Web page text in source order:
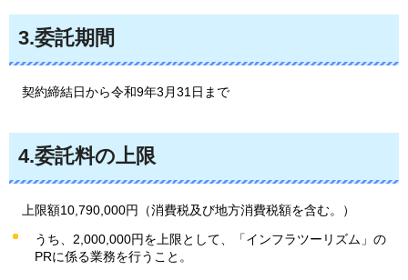
3.委託期間
契約締結日から令和9年3月31日まで
4.委託料の上限
上限額10,790,000円（消費税及び地方消費税額を含む。）
うち、2,000,000円を上限として、「インフラツーリズム」の
PRに係る業務を行うこと。